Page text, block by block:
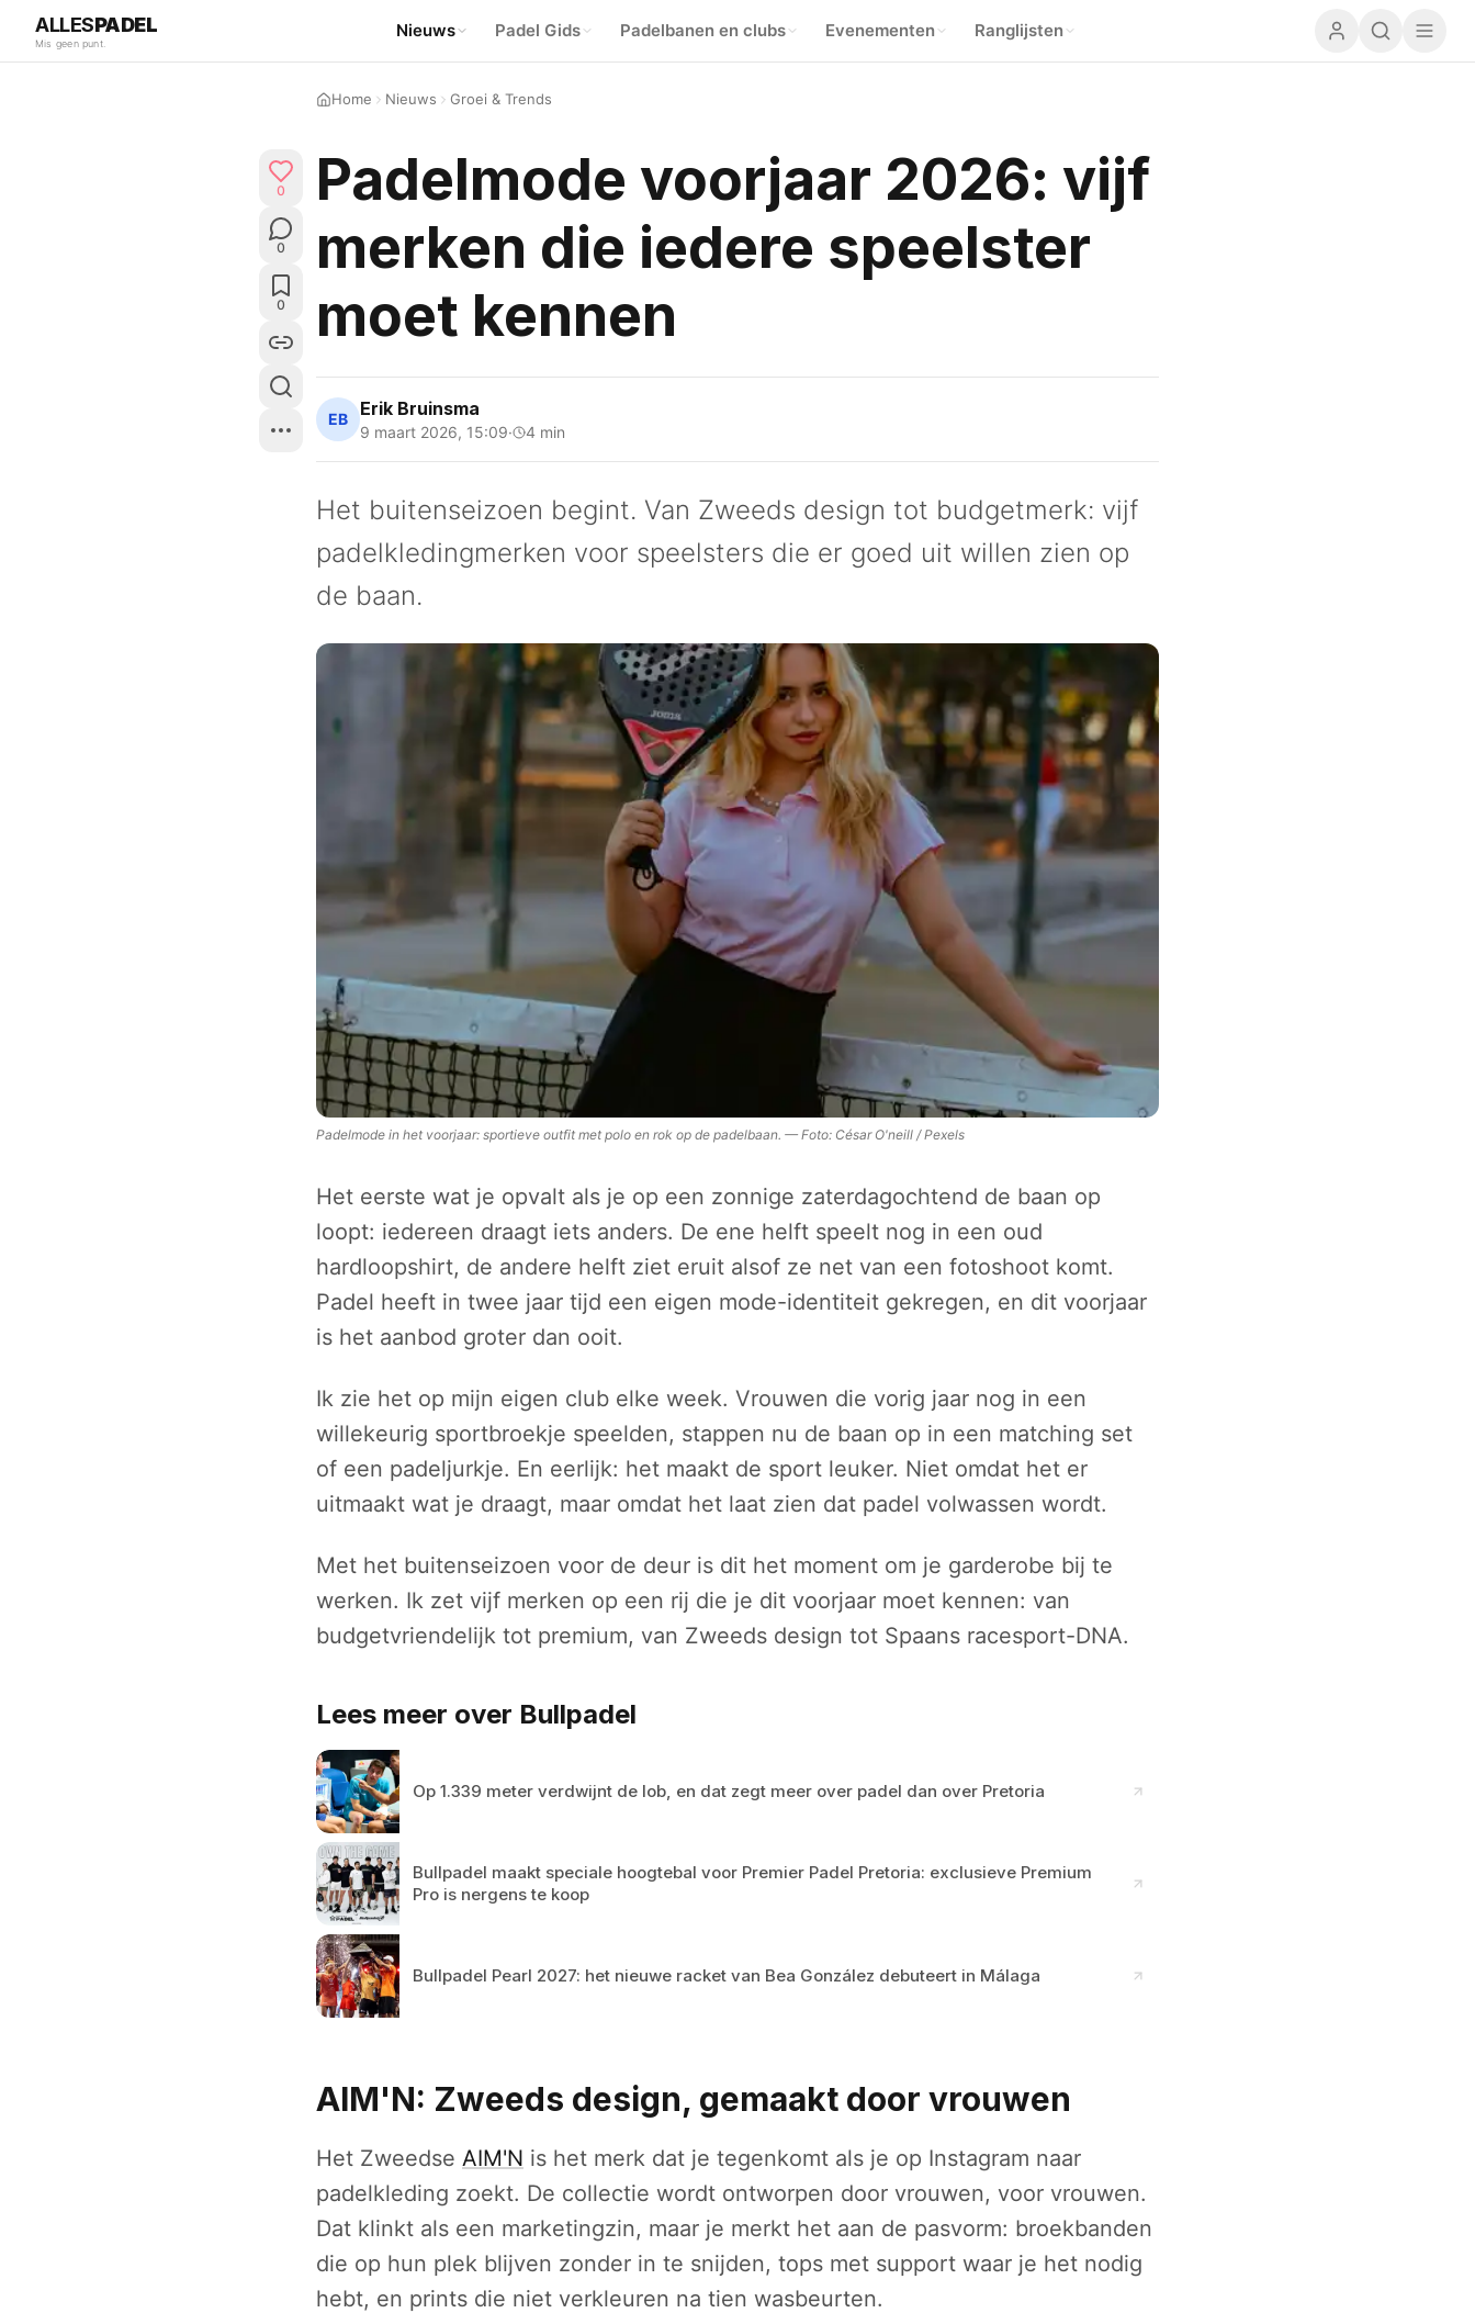
ALLESPADEL
Mis geen punt.
Nieuws Padel Gids Padelbanen en clubs Evenementen Ranglijsten
0
0
0
Home Nieuws Groei & Trends
Padelmode voorjaar 2026: vijf
merken die iedere speelster
moet kennen
EB Erik Bruinsma
9 maart 2026, 15:09· 4 min
Het buitenseizoen begint. Van Zweeds design tot budgetmerk: vijf
padelkledingmerken voor speelsters die er goed uit willen zien op
de baan.
Padelmode in het voorjaar: sportieve outfit met polo en rok op de padelbaan. — Foto: César O'neill / Pexels
Het eerste wat je opvalt als je op een zonnige zaterdagochtend de baan op
loopt: iedereen draagt iets anders. De ene helft speelt nog in een oud
hardloopshirt, de andere helft ziet eruit alsof ze net van een fotoshoot komt.
Padel heeft in twee jaar tijd een eigen mode-identiteit gekregen, en dit voorjaar
is het aanbod groter dan ooit.
Ik zie het op mijn eigen club elke week. Vrouwen die vorig jaar nog in een
willekeurig sportbroekje speelden, stappen nu de baan op in een matching set
of een padeljurkje. En eerlijk: het maakt de sport leuker. Niet omdat het er
uitmaakt wat je draagt, maar omdat het laat zien dat padel volwassen wordt.
Met het buitenseizoen voor de deur is dit het moment om je garderobe bij te
werken. Ik zet vijf merken op een rij die je dit voorjaar moet kennen: van
budgetvriendelijk tot premium, van Zweeds design tot Spaans racesport-DNA.
Lees meer over Bullpadel
Op 1.339 meter verdwijnt de lob, en dat zegt meer over padel dan over Pretoria
Bullpadel maakt speciale hoogtebal voor Premier Padel Pretoria: exclusieve Premium
Pro is nergens te koop
Bullpadel Pearl 2027: het nieuwe racket van Bea González debuteert in Málaga
AIM'N: Zweeds design, gemaakt door vrouwen
Het Zweedse AIM'N is het merk dat je tegenkomt als je op Instagram naar
padelkleding zoekt. De collectie wordt ontworpen door vrouwen, voor vrouwen.
Dat klinkt als een marketingzin, maar je merkt het aan de pasvorm: broekbanden
die op hun plek blijven zonder in te snijden, tops met support waar je het nodig
hebt, en prints die niet verkleuren na tien wasbeurten.